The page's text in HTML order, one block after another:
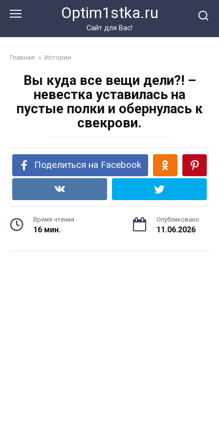
Optim1stka.ru
Сайт для Вас!
Главная » Истории
Вы куда все вещи дели?! –
невестка уставилась на
пустые полки и обернулась к
свекрови.
Поделиться на Facebook
Время чтения
16 мин.
Опубликовано
11.06.2026